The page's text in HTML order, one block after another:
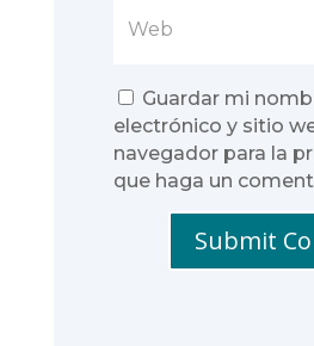
Guardar mi
electrónico y sitio
navegador para la
que haga un
Submit